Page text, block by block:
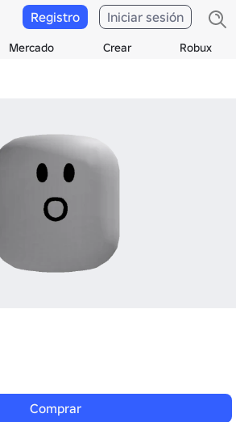
Mercado Crear Robux
Registro Iniciar sesión
Comprar